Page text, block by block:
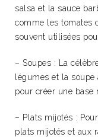
salsa et la sauce
comme les tomates
souvent utilisées
– Soupes : La
légumes et la soupe
pour créer une base
– Plats mijotés :
plats mijotés et aux